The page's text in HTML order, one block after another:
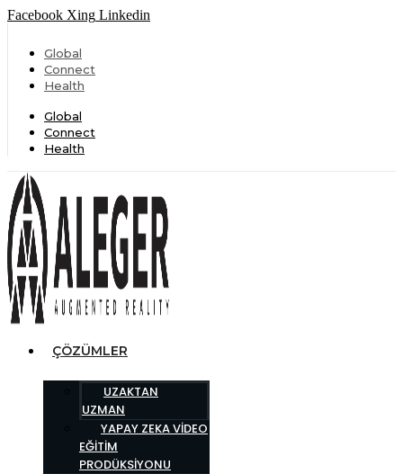
Facebook Xing Linkedin
Global
Connect
Health
Global
Connect
Health
ÇÖZÜMLER
UZAKTAN
UZMAN
YAPAY ZEKA VIDEO
EĞITIM
PRODÜKSIYONU